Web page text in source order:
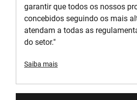
garantir que todos os nossos
concebidos seguindo os mais
atendam a todas as
do setor."
Saiba mais